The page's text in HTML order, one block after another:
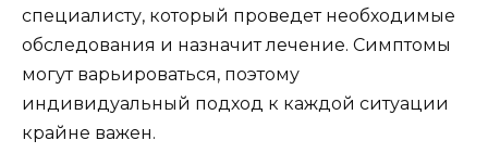
специалисту, который проведет необходимые
обследования и назначит лечение. Симптомы
могут варьироваться, поэтому
индивидуальный подход к каждой ситуации
крайне важен.